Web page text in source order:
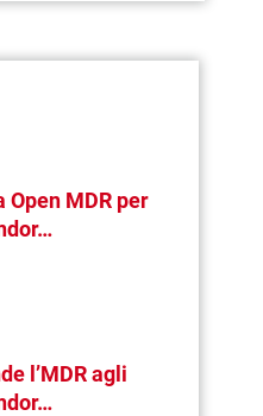
MDR per
l’MDR agli